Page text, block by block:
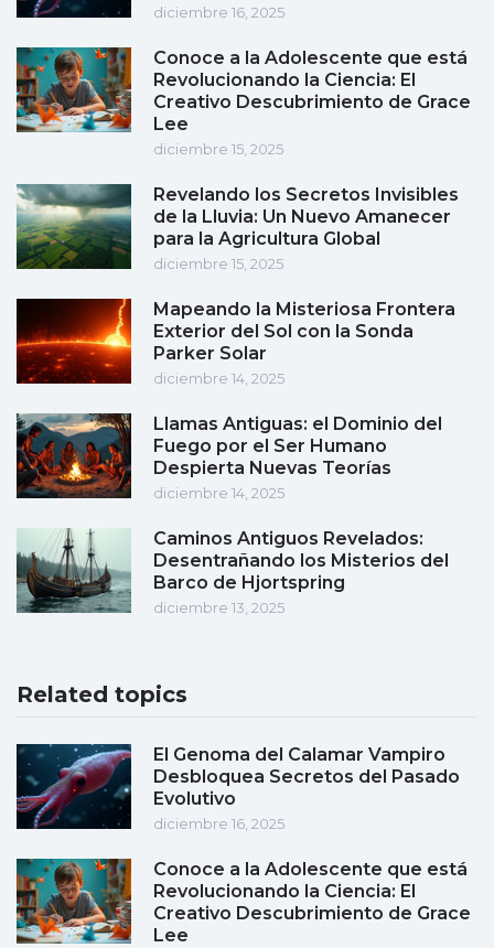
diciembre 16, 2025
Conoce a la Adolescente que está
Revolucionando la Ciencia: El
Creativo Descubrimiento de Grace
Lee
diciembre 15, 2025
Revelando los Secretos Invisibles
de la Lluvia: Un Nuevo Amanecer
para la Agricultura Global
diciembre 15, 2025
Mapeando la Misteriosa Frontera
Exterior del Sol con la Sonda
Parker Solar
diciembre 14, 2025
Llamas Antiguas: el Dominio del
Fuego por el Ser Humano
Despierta Nuevas Teorías
diciembre 14, 2025
Caminos Antiguos Revelados:
Desentrañando los Misterios del
Barco de Hjortspring
diciembre 13, 2025
Related topics
El Genoma del Calamar Vampiro
Desbloquea Secretos del Pasado
Evolutivo
diciembre 16, 2025
Conoce a la Adolescente que está
Revolucionando la Ciencia: El
Creativo Descubrimiento de Grace
Lee